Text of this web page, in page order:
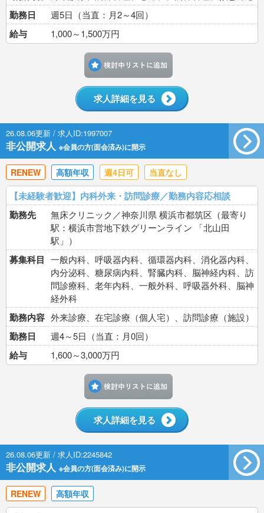
勤務日 週5日（当直：月2～4回）
給与 1,000～1,500万円
求人詳細を見る
26.08.06更新 / 求人ID:1997007
非公開求人 ※会員の方(面会済み)に開示
RENEW 高額年収 週4日可 当直なし
【未経験者歓迎】内科外来・訪問診療／勤務内容応相談
勤務先
無床クリニック／神奈川県 横浜市都筑区（最寄り
駅：横浜市営地下鉄グリーンライン 「北山田
駅」）
募集科目 一般内科、呼吸器内科、循環器内科、消化器内科、
内分泌科、糖尿病内科、腎臓内科、脳神経内科、訪
問診療科、老年内科、一般外科、呼吸器外科、脳神
経外科
勤務内容 外来診療、在宅診療（個人宅）、訪問診療（施設）
勤務日 週4～5日（当直：月0回）
給与 1,600～3,000万円
求人詳細を見る
26.08.06更新 / 求人ID:2245842
非公開求人 ※会員の方(面会済み)に開示
RENEW 高額年収